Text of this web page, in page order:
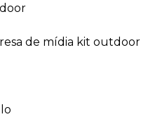
de mídia kit outdoor